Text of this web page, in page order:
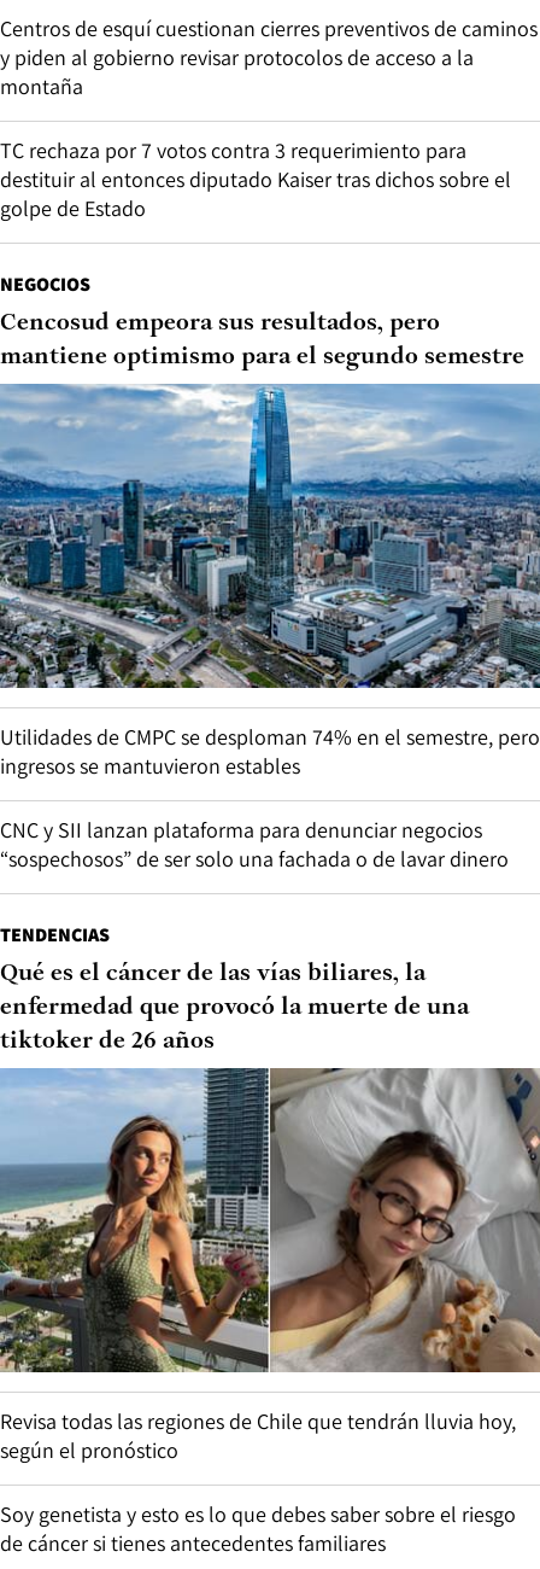
Centros de esquí cuestionan cierres preventivos de caminos
y piden al gobierno revisar protocolos de acceso a la
montaña
TC rechaza por 7 votos contra 3 requerimiento para
destituir al entonces diputado Kaiser tras dichos sobre el
golpe de Estado
NEGOCIOS
Cencosud empeora sus resultados, pero
mantiene optimismo para el segundo semestre
Utilidades de CMPC se desploman 74% en el semestre, pero
ingresos se mantuvieron estables
CNC y SII lanzan plataforma para denunciar negocios
“sospechosos” de ser solo una fachada o de lavar dinero
TENDENCIAS
Qué es el cáncer de las vías biliares, la
enfermedad que provocó la muerte de una
tiktoker de 26 años
Revisa todas las regiones de Chile que tendrán lluvia hoy,
según el pronóstico
Soy genetista y esto es lo que debes saber sobre el riesgo
de cáncer si tienes antecedentes familiares